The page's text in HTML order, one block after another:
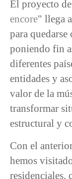
El proyecto
encore" llega
para
poniendo fin
diferentes
entidades y
valor de la
transformar
estructural y
Con el
hemos
residenciales,